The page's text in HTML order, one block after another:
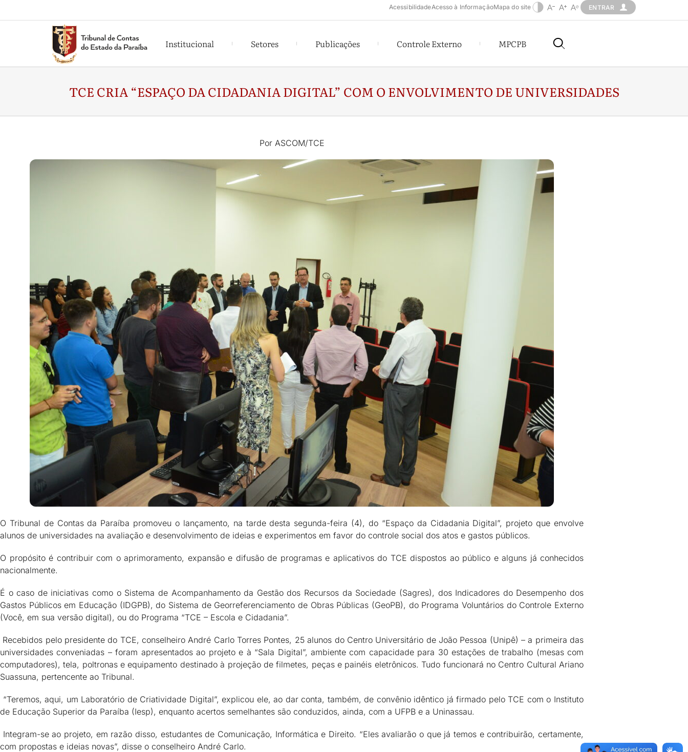
AcessibilidadeAcesso à InformaçãoMapa do site ENTRAR
Institucional Setores Publicações Controle Externo MPCPB
TCE CRIA “ESPAÇO DA CIDADANIA DIGITAL” COM O ENVOLVIMENTO DE UNIVERSIDADES
Por ASCOM/TCE
O Tribunal de Contas da Paraíba promoveu o lançamento, na tarde desta segunda-feira (4), do “Espaço da Cidadania Digital”, projeto que envolve
alunos de universidades na avaliação e desenvolvimento de ideias e experimentos em favor do controle social dos atos e gastos públicos.
O propósito é contribuir com o aprimoramento, expansão e difusão de programas e aplicativos do TCE dispostos ao público e alguns já conhecidos
nacionalmente.
É o caso de iniciativas como o Sistema de Acompanhamento da Gestão dos Recursos da Sociedade (Sagres), dos Indicadores do Desempenho dos
Gastos Públicos em Educação (IDGPB), do Sistema de Georreferenciamento de Obras Públicas (GeoPB), do Programa Voluntários do Controle Externo
(Você, em sua versão digital), ou do Programa “TCE – Escola e Cidadania”.
Recebidos pelo presidente do TCE, conselheiro André Carlo Torres Pontes, 25 alunos do Centro Universitário de João Pessoa (Unipê) – a primeira das
universidades conveniadas – foram apresentados ao projeto e à “Sala Digital”, ambiente com capacidade para 30 estações de trabalho (mesas com
computadores), tela, poltronas e equipamento destinado à projeção de filmetes, peças e painéis eletrônicos. Tudo funcionará no Centro Cultural Ariano
Suassuna, pertencente ao Tribunal.
“Teremos, aqui, um Laboratório de Criatividade Digital”, explicou ele, ao dar conta, também, de convênio idêntico já firmado pelo TCE com o Instituto
de Educação Superior da Paraíba (Iesp), enquanto acertos semelhantes são conduzidos, ainda, com a UFPB e a Uninassau.
Integram-se ao projeto, em razão disso, estudantes de Comunicação, Informática e Direito. “Eles avaliarão o que já temos e contribuirão, certamente,
com propostas e ideias novas”, disse o conselheiro André Carlo.